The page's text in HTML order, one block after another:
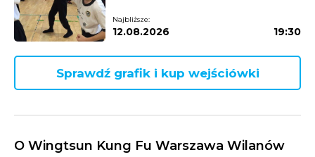
Najbliższe:
12.08.2026 19:30
Sprawdź grafik i kup wejściówki
O Wingtsun Kung Fu Warszawa Wilanów